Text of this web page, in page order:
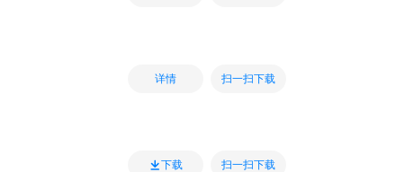
详情 扫一扫下载
下载 扫一扫下载